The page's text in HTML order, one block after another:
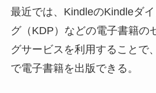
最近では、KindleのKindleダ
グ（KDP）などの電子書籍の
グサービスを利用することで
で電子書籍を出版できる。